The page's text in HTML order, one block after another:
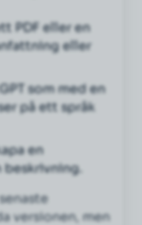
PDF eller en
eller
som med en
på ett språk
en
versionen, men